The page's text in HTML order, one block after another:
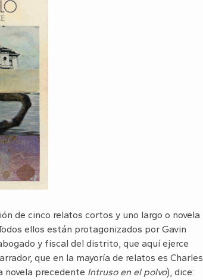
de cinco relatos cortos y uno largo o novela
ellos están protagonizados por Gavin
y fiscal del distrito, que aquí ejerce
que en la mayoría de relatos es Charles
novela precedente Intruso en el polvo), dice: